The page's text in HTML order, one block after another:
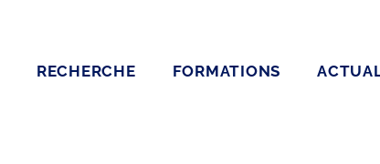
RECHERCHE FORMATIONS